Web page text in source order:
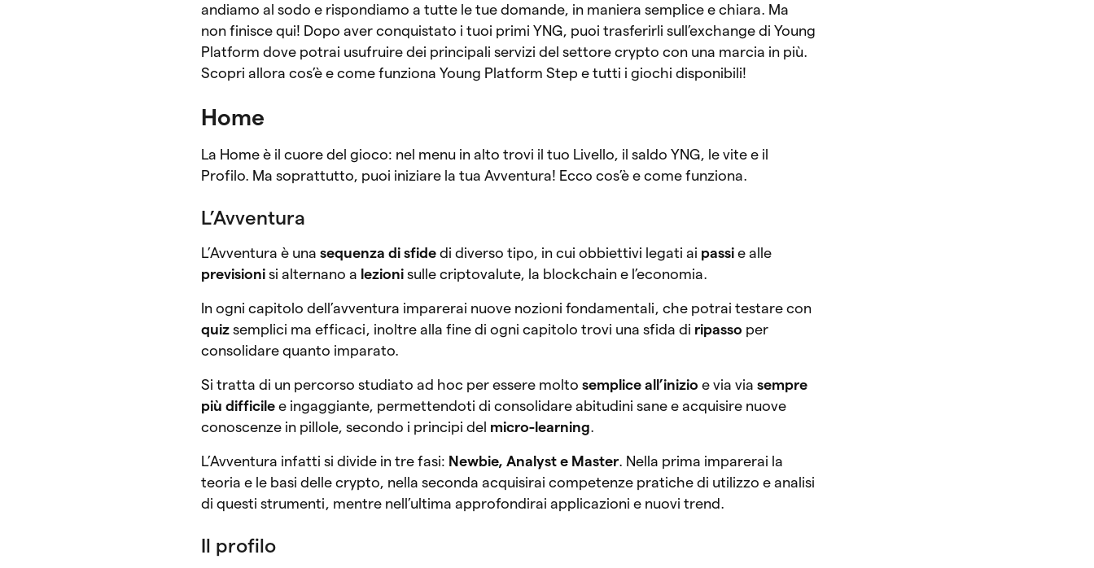
andiamo al sodo e rispondiamo a tutte le tue domande, in maniera semplice e chiara. Ma
non finisce qui! Dopo aver conquistato i tuoi primi YNG, puoi trasferirli sull’exchange di Young
Platform dove potrai usufruire dei principali servizi del settore crypto con una marcia in più.
Scopri allora cos’è e come funziona Young Platform Step e tutti i giochi disponibili!
Home
La Home è il cuore del gioco: nel menu in alto trovi il tuo Livello, il saldo YNG, le vite e il
Profilo. Ma soprattutto, puoi iniziare la tua Avventura! Ecco cos’è e come funziona.
L’Avventura
L’Avventura è unasequenza di sfide di diverso tipo, in cui obbiettivi legati ai passi e alle
previsioni si alternano a lezioni sulle criptovalute, la blockchain e l’economia.
In ogni capitolo dell’avventura imparerai nuove nozioni fondamentali, che potrai testare con
quiz semplici ma efficaci, inoltre alla fine di ogni capitolo trovi una sfida di ripasso per
consolidare quanto imparato.
Si tratta di un percorso studiato ad hoc per essere molto semplice all’inizio e via viasempre
più difficilee ingaggiante, permettendoti di consolidare abitudini sane e acquisire nuove
conoscenze in pillole, secondo i principi del micro-learning
L’Avventura infatti si divide in tre fasi: Newbie, Analyst e Master . Nella prima imparerai la
teoria e le basi delle crypto, nella seconda acquisirai competenze pratiche di utilizzo e analisi
di questi strumenti, mentre nell’ultima approfondirai applicazioni e nuovi trend.
Il profilo